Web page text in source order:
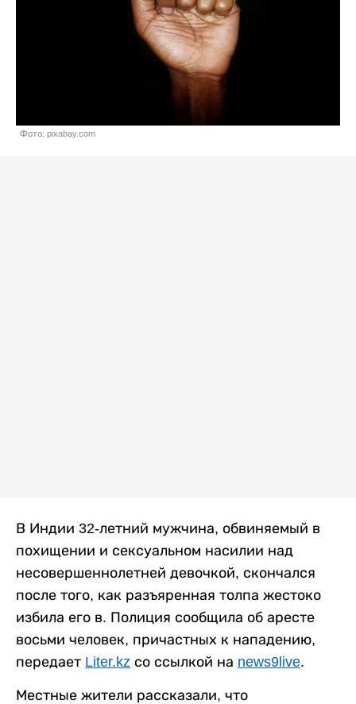
Фото: pixabay.com
В Индии 32-летний мужчина, обвиняемый в
похищении и сексуальном насилии над
несовершеннолетней девочкой, скончался
после того, как разъяренная толпа жестоко
избила его в. Полиция сообщила об аресте
восьми человек, причастных к нападению,
передает Liter.kz со ссылкой на news9live.
Местные жители рассказали, что